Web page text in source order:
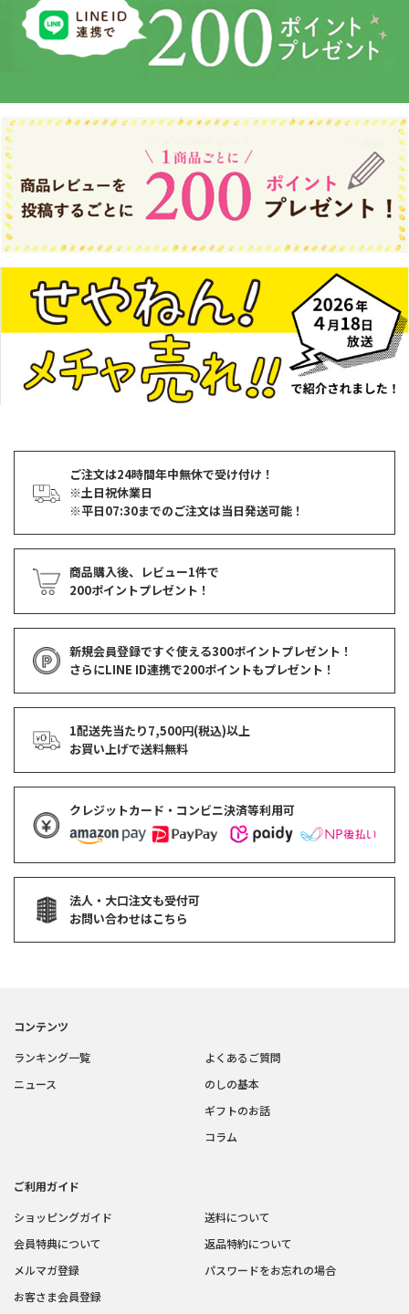
ご注文は24時間年中無休で受け付け！
※土日祝休業日
※平日07:30までのご注文は当日発送可能！
商品購入後、レビュー1件で
200ポイントプレゼント！
新規会員登録ですぐ使える300ポイントプレゼント！
さらにLINE ID連携で200ポイントもプレゼント！
1配送先当たり7,500円(税込)以上
お買い上げで送料無料
クレジットカード・コンビニ決済等利用可
法人・大口注文も受付可
お問い合わせはこちら
コンテンツ
ランキング一覧
ニュース
よくあるご質問
のしの基本
ギフトのお話
コラム
ご利用ガイド
ショッピングガイド
会員特典について
メルマガ登録
お客さま会員登録
送料について
返品特約について
パスワードをお忘れの場合